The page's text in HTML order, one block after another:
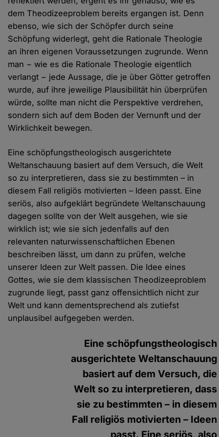
dem Theodizeeproblem bereits ergangen ist. Denn
ebenso, wie sich der Schöpfer durch seine
Schöpfung widerlegt, geht die Rationale Theologie
an ihren eigenen Voraussetzungen zugrunde. Wenn
man − wie es die Rationale Theologie eigentlich
verlangt − jede Aussage, die je über Götter getroffen
wurde, auf ihre jeweilige Plausibilität hin überprüfen
würde, sollte man nicht die Perspektive verdrehen,
sondern sich auf dem Boden der Vernunft und der
Wirklichkeit bewegen.
Eine schöpfungstheologisch ausgerichtete
Weltanschauung basiert auf dem Versuch, die Welt
so zu interpretieren, dass sie zu bestimmten – in
diesem Fall religiös motivierten – Ideen passt. Eine
seriös, also aufgeklärt begründete Weltanschauung
dagegen sollte von der Welt ausgehen, wie sie
wirklich ist; wie sie sich jedenfalls auf den
relevanten naturwissenschaftlichen Ebenen
beschreiben lässt, um dann zu prüfen, welche
unserer Ideen zur Welt passen. Die Idee eines
Gottes, wie sie dem klassischen Theodizeeproblem
zugrunde liegt, passt ganz offensichtlich nicht zur
Welt und kann dementsprechend als zutiefst
unplausibel aufgegeben werden.
Eine schöpfungstheologisch
ausgerichtete Weltanschauung
basiert auf dem Versuch, die
Welt so zu interpretieren, dass
sie zu bestimmten – in diesem
Fall religiös motivierten – Ideen
passt. Eine seriös, also